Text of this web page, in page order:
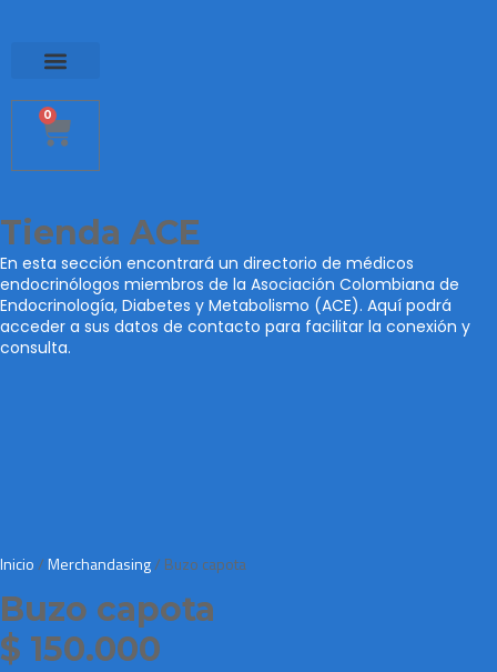
0
Tienda ACE
En esta sección encontrará un directorio de médicos
endocrinólogos miembros de la Asociación Colombiana de
Endocrinología, Diabetes y Metabolismo (ACE). Aquí podrá
acceder a sus datos de contacto para facilitar la conexión y
consulta.
Inicio/Merchandasing/ Buzo capota
Buzo capota
$ 150.000